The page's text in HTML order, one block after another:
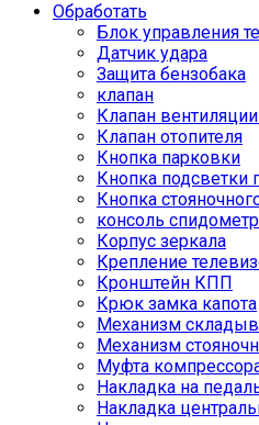
Обработать
Блок управления
Датчик удара
Защита бензобака
клапан
Клапан
Клапан отопителя
Кнопка парковки
Кнопка подсветки
Кнопка
консоль
Корпус зеркала
Крепление
Кронштейн КПП
Крюк замка капота
Механизм
Механизм
Муфта
Накладка на
Накладка